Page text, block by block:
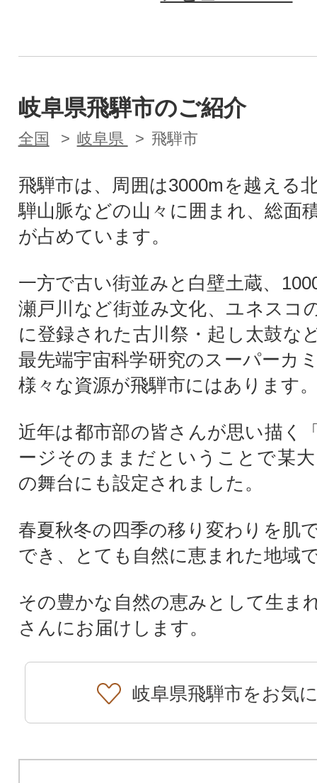
岐阜県飛騨市のご紹介
全国 岐阜県 飛騨市
飛騨市は、周囲は3000mを越える
騨山脈などの山々に囲まれ、総面
が占めています。
一方で古い街並みと白壁土蔵、
瀬戸川など街並み文化、ユネスコ
に登録された古川祭・起し太鼓な
最先端宇宙科学研究のスーパーカ
様々な資源が飛騨市にはあります
近年は都市部の皆さんが思い描く
ージそのままだということで某
の舞台にも設定されました。
春夏秋冬の四季の移り変わりを肌
でき、とても自然に恵まれた地域
その豊かな自然の恵みとして生ま
さんにお届けします。
岐阜県飛騨市をお気